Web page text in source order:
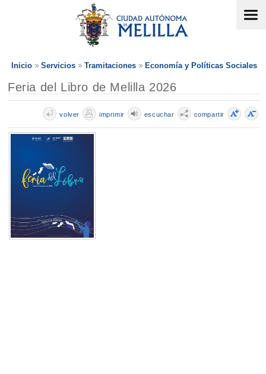
Inicio Servicios Tramitaciones Economía y Políticas Sociales
Feria del Libro de Melilla 2026
compartir
escuchar
imprimir
volver